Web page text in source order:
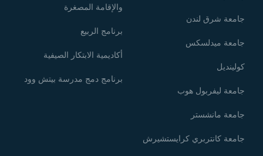
جامعة شرق لندن
جامعة ميدلسكس
كولينديل
جامعة ليفربول هوب
جامعة مانشستر
جامعة كانتربري كرايستشيرش
والإقامة المصغرة
برنامج الربيع
أكاديمية الابتكار الصيفية
برنامج دمج مدرسة بيتش وود